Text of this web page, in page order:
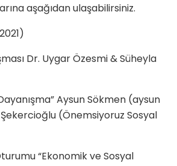
aşağıdan ulaşabilirsiniz.
Dr. Uygar Özesmi & Süheyla
Aysun Sökmen (aysun
(Önemsiyoruz Sosyal
“Ekonomik ve Sosyal